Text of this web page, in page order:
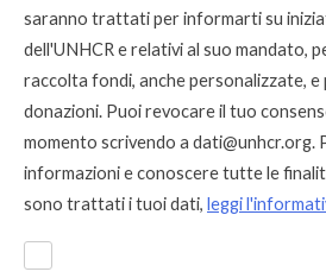
saranno trattati per informarti su
dell'UNHCR e relativi al suo mandato,
raccolta fondi, anche personalizzate, e
donazioni. Puoi revocare il tuo
momento scrivendo a dati@unhcr.org.
informazioni e conoscere tutte le
sono trattati i tuoi dati, leggi